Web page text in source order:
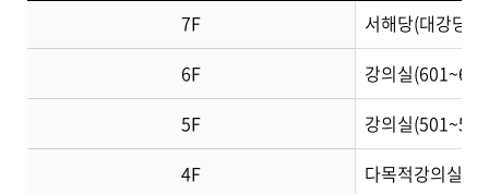
7F
서해당(대강당),
6F
강의실
5F
강의실
4F
다목적강의실